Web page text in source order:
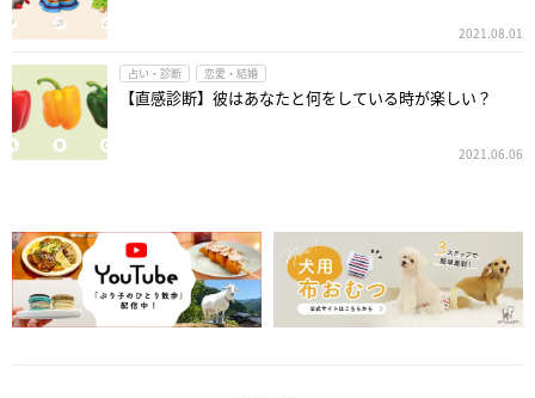
2021.08.01
占い・診断 恋愛・結婚
【直感診断】彼はあなたと何をしている時が楽しい？
2021.06.06